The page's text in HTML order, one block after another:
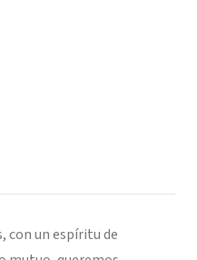
con un espíritu de